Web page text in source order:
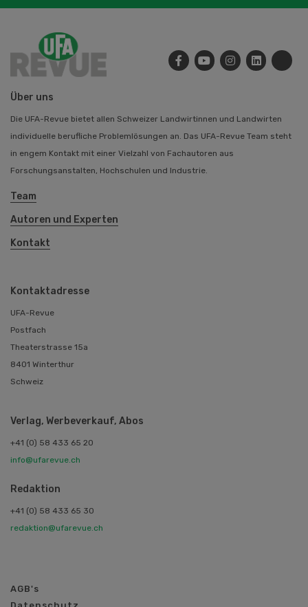
Über uns
Die UFA-Revue bietet allen Schweizer Landwirtinnen und Landwirten
individuelle berufliche Problemlösungen an. Das UFA-Revue Team steht
in engem Kontakt mit einer Vielzahl von Fachautoren aus
Forschungsanstalten, Hochschulen und Industrie.
Team
Autoren und Experten
Kontakt
Kontaktadresse
UFA-Revue
Postfach
Theaterstrasse 15a
8401 Winterthur
Schweiz
Verlag, Werbeverkauf, Abos
+41 (0) 58 433 65 20
info@ufarevue.ch
Redaktion
+41 (0) 58 433 65 30
redaktion@ufarevue.ch
AGB's
Datenschutz